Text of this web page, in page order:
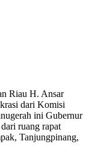
Riau H. Ansar
dari Komisi
ini Gubernur
ruang rapat
Tanjungpinang,